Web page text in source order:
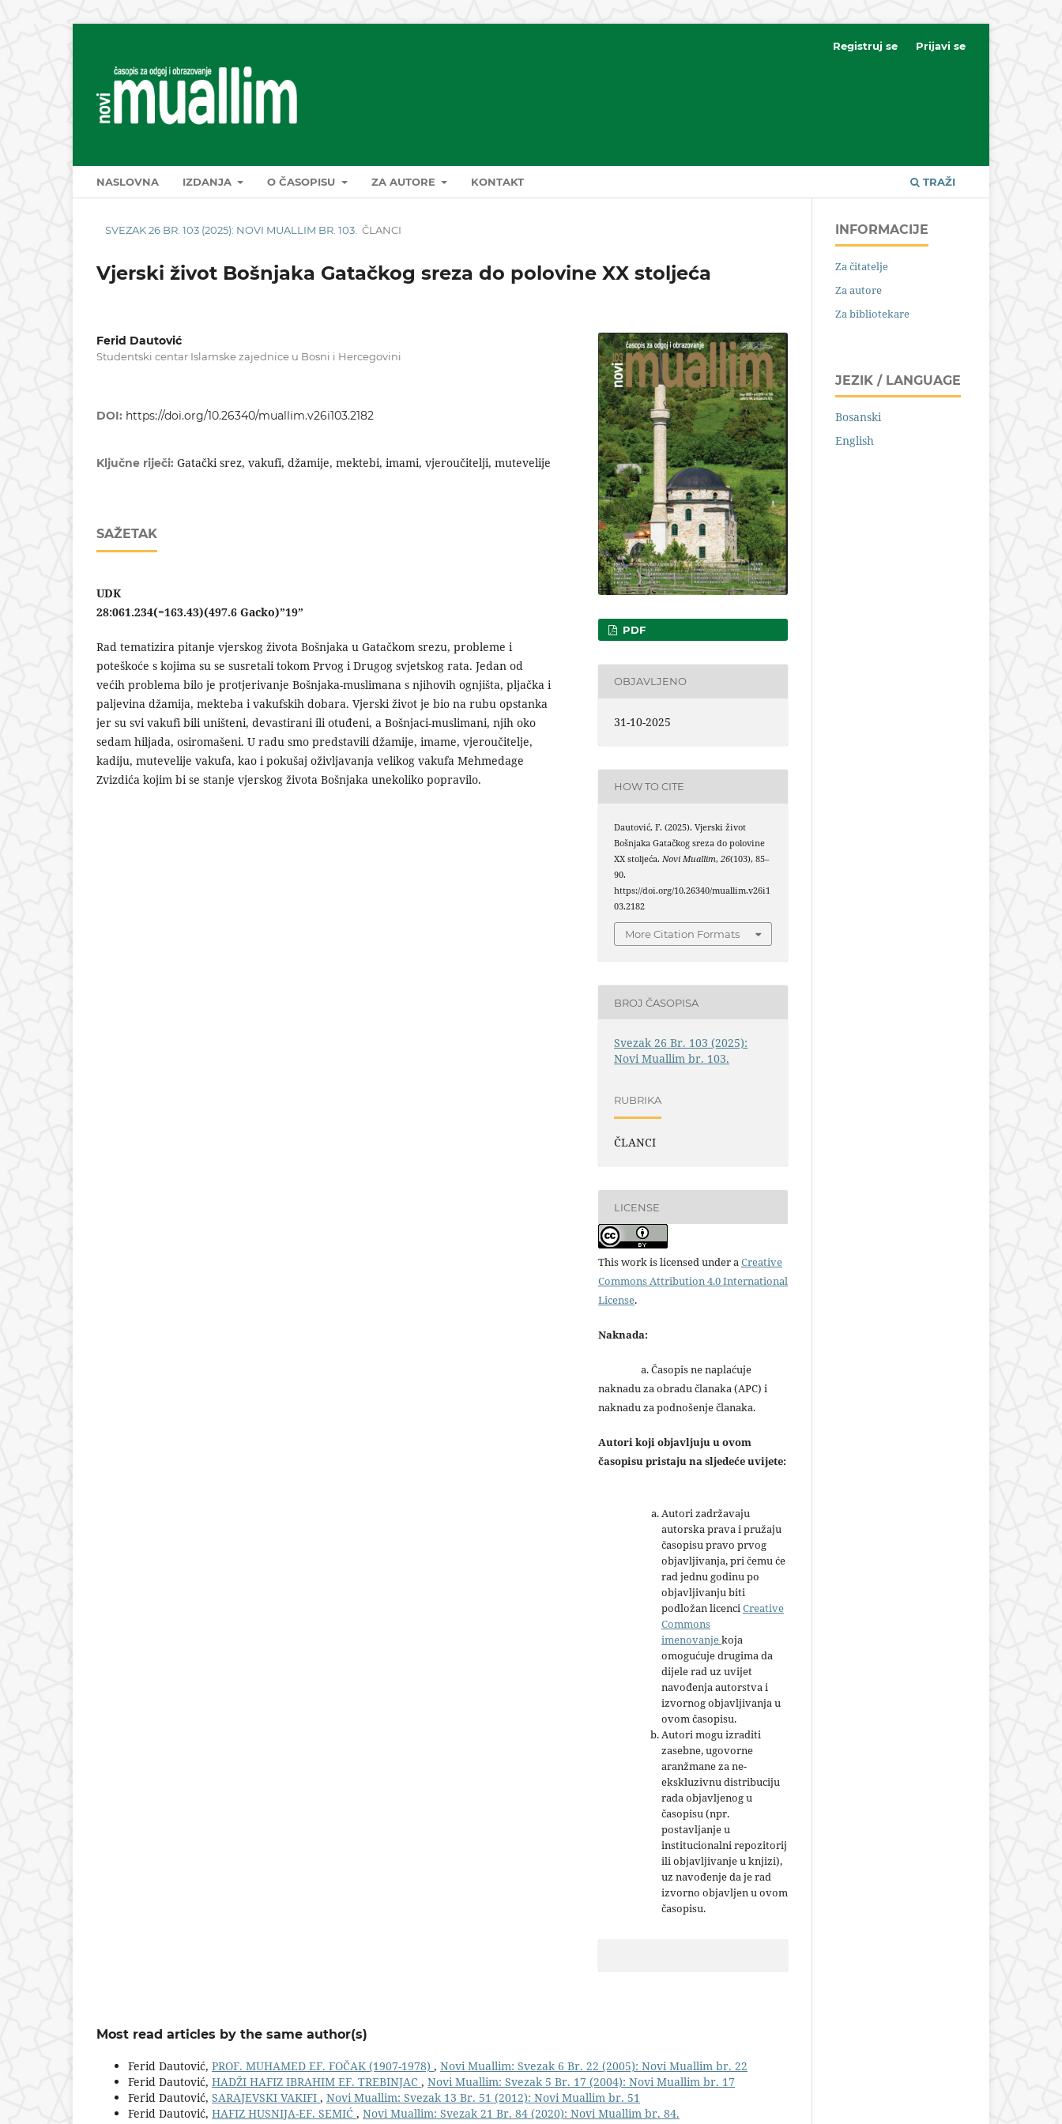
NASLOVNA IZDANJA O ČASOPISU ZA AUTORE KONTAKT TRAŽI
Registruj se Prijavi se
SVEZAK 26 BR. 103 (2025): NOVI MUALLIM BR. 103. ČLANCI
Vjerski život Bošnjaka Gatačkog sreza do polovine XX stoljeća
Ferid Dautović
Studentski centar Islamske zajednice u Bosni i Hercegovini
DOI: https://doi.org/10.26340/muallim.v26i103.2182
Ključne riječi: Gatački srez, vakufi, džamije, mektebi, imami, vjeroučitelji, mutevelije
SAŽETAK
UDK
28:061.234(=163.43)(497.6 Gacko)”19”
Rad tematizira pitanje vjerskog života Bošnjaka u Gatačkom srezu, probleme i
poteškoće s kojima su se susretali tokom Prvog i Drugog svjetskog rata. Jedan od
većih problema bilo je protjerivanje Bošnjaka-muslimana s njihovih ognjišta, pljačka i
paljevina džamija, mekteba i vakufskih dobara. Vjerski život je bio na rubu opstanka
jer su svi vakufi bili uništeni, devastirani ili otuđeni, a Bošnjaci-muslimani, njih oko
sedam hiljada, osiromašeni. U radu smo predstavili džamije, imame, vjeroučitelje,
kadiju, mutevelije vakufa, kao i pokušaj oživljavanja velikog vakufa Mehmedage
Zvizdića kojim bi se stanje vjerskog života Bošnjaka unekoliko popravilo.
PDF
OBJAVLJENO
31-10-2025
HOW TO CITE
Dautović, F. (2025). Vjerski život
Bošnjaka Gatačkog sreza do polovine
XX stoljeća.Novi Muallim,26(103), 85–
90.
https://doi.org/10.26340/muallim.v26i1
03.2182
More Citation Formats
BROJ ČASOPISA
Svezak 26 Br. 103 (2025):
Novi Muallim br. 103.
RUBRIKA
ČLANCI
LICENSE
This work is licensed under aCreative
Commons Attribution 4.0 International
License.
Naknada:
a. Časopis ne naplaćuje
naknadu za obradu članaka (APC) i
naknadu za podnošenje članaka.
Autori koji objavljuju u ovom
časopisu pristaju na sljedeće uvijete:
Autori zadržavaju
autorska prava i pružaju
časopisu pravo prvog
objavljivanja, pri čemu će
rad jednu godinu po
objavljivanju biti
podložan licenciCreative
Commons
imenovanjekoja
omogućuje drugima da
dijele rad uz uvijet
navođenja autorstva i
izvornog objavljivanja u
ovom časopisu.
Autori mogu izraditi
zasebne, ugovorne
aranžmane za ne-
ekskluzivnu distribuciju
rada objavljenog u
časopisu (npr.
postavljanje u
institucionalni repozitorij
ili objavljivanje u knjizi),
uz navođenje da je rad
izvorno objavljen u ovom
časopisu.
Most read articles by the same author(s)
Ferid Dautović, PROF. MUHAMED EF. FOČAK (1907-1978) , Novi Muallim: Svezak 6 Br. 22 (2005): Novi Muallim br. 22
Ferid Dautović, HADŽI HAFIZ IBRAHIM EF. TREBINJAC , Novi Muallim: Svezak 5 Br. 17 (2004): Novi Muallim br. 17
Ferid Dautović, SARAJEVSKI VAKIFI , Novi Muallim: Svezak 13 Br. 51 (2012): Novi Muallim br. 51
Ferid Dautović, HAFIZ HUSNIJA-EF. SEMIĆ , Novi Muallim: Svezak 21 Br. 84 (2020): Novi Muallim br. 84.
INFORMACIJE
Za čitatelje
Za autore
Za bibliotekare
JEZIK / LANGUAGE
Bosanski
English